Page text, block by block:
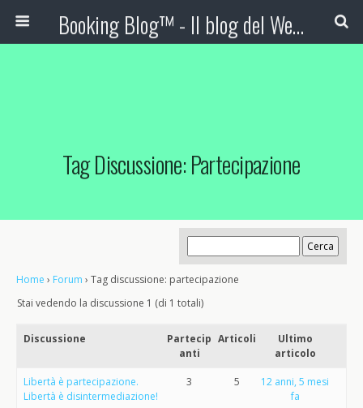
Booking Blog™ - Il blog del Web Marketing Turistico
Tag Discussione: Partecipazione
Home › Forum › Tag discussione: partecipazione
Stai vedendo la discussione 1 (di 1 totali)
Discussione
Partecip
anti
Articoli
Ultimo
articolo
Libertà è partecipazione.
Libertà è disintermediazione!
3 5
12 anni, 5 mesi
fa